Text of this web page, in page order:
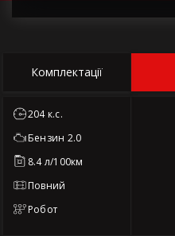
Комплектації
204 к.с.
Бензин 2.0
8.4 л/100км
Повний
Робот